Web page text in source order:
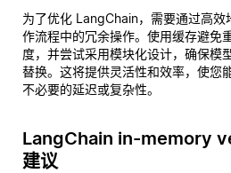
为了优化 LangChain，需要通过高效
作流程中的冗余操作。使用缓存避免
度，并尝试采用模块化设计，确保模
替换。这将提供灵活性和效率，使您
不必要的延迟或复杂性。
LangChain in-memory
建议